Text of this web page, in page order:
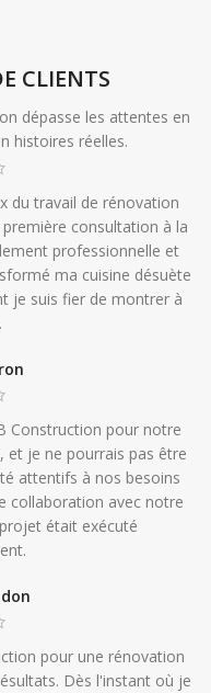
CLIENTS
dépasse les attentes en
histoires réelles.
du travail de rénovation
consultation à la
professionnelle et
ma cuisine désuète
je suis fier de montrer à
Construction pour notre
je ne pourrais pas être
attentifs à nos besoins
collaboration avec notre
était exécuté
pour une rénovation
Dès l'instant où je